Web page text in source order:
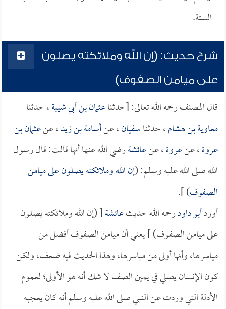
الستة.
شرح حديث: (إن الله وملائكته يصلون
على ميامن الصفوف)
قال المصنف رحمه الله تعالى: [حدثناعثمان بن أبي شيبة، حدثنا
معاوية بن هشام، حدثناسفيان، عنأسامة بن زيد، عنعثمان بن
عروة، عنعروة، عنعائشةرضي الله عنها أنها قالت: قال رسول
الله صلى الله عليه وسلم: (إن الله وملائكته يصلون على ميامن
الصفوف) ].
أوردأبو داودرحمه الله حديثعائشة[ (إن الله وملائكته يصلون
على ميامن الصفوف) ] يعني أن ميامن الصفوف أفضل من
مياسرها، وأنها أولى من مياسرها، وهذا الحديث فيه ضعف، ولكن
كون الإنسان يصلي في يمين الصف لا شك أنه هو الأولى؛ لعموم
الأدلة التي وردت عن النبي صلى الله عليه وسلم أنه كان يعجبه